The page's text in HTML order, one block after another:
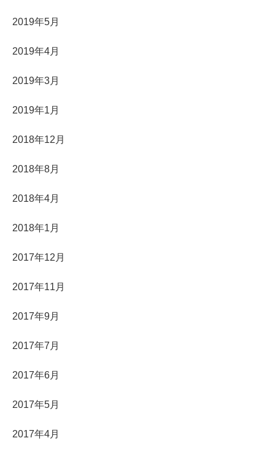
2019年5月
2019年4月
2019年3月
2019年1月
2018年12月
2018年8月
2018年4月
2018年1月
2017年12月
2017年11月
2017年9月
2017年7月
2017年6月
2017年5月
2017年4月